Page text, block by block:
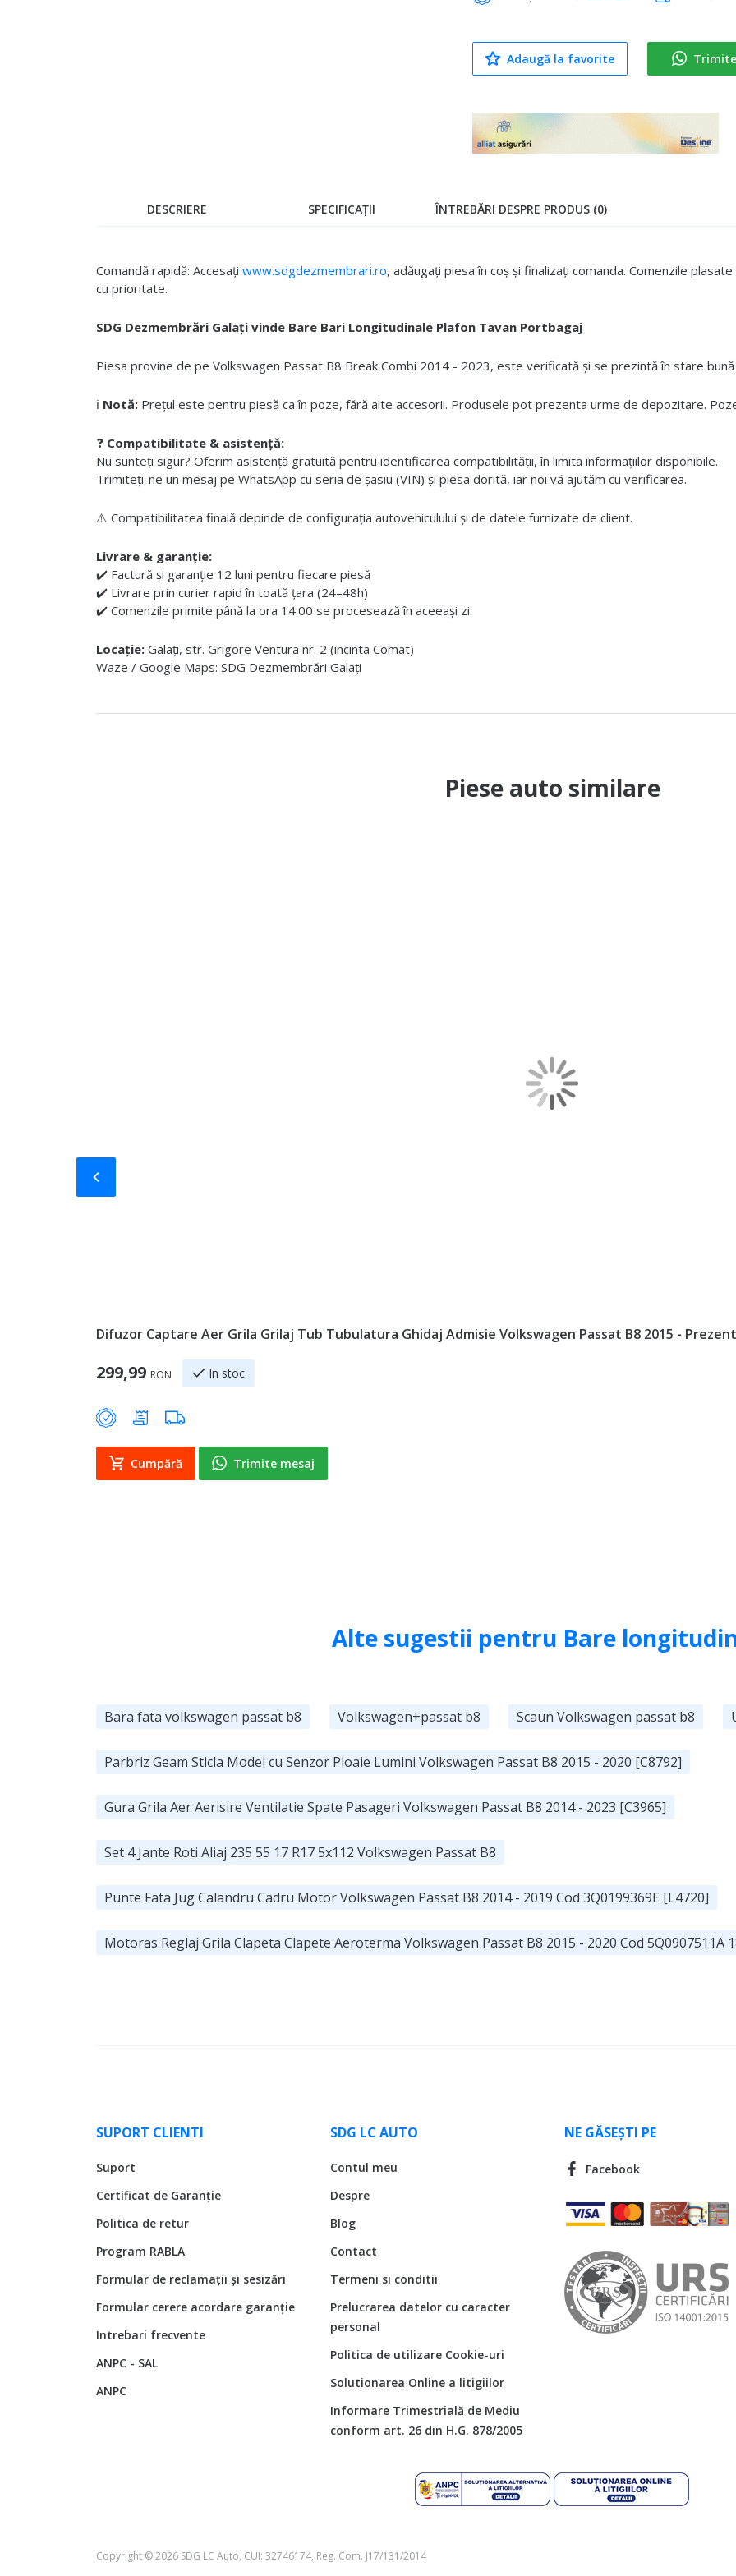
Adaugă la favorite
DESCRIERE
Comandă rapidă: Accesați www.sdgdezmembrari.ro, adăugați piesa în coș și finalizați comanda. Comenzile
cu prioritate.
SDG Dezmembrări Galați vinde Bare Bari Longitudinale Plafon Tavan Portbagaj
Piesa provine de pe Volkswagen Passat B8 Break Combi 2014 - 2023, este verificată și se prezintă în stare
ℹ️ Notă: Prețul este pentru piesă ca în poze, fără alte accesorii. Produsele pot prezenta urme de depozitare.
❓ Compatibilitate & asistență:
Nu sunteți sigur? Oferim asistență gratuită pentru identificarea compatibilității, în limita informațiilor disponibile.
Trimiteți-ne un mesaj pe WhatsApp cu seria de șasiu (VIN) și piesa dorită, iar noi vă ajutăm cu verificarea.
⚠️ Compatibilitatea finală depinde de configurația autovehiculului și de datele furnizate de client.
Livrare & garanție:
✔️ Factură și garanție 12 luni pentru fiecare piesă
✔️ Livrare prin curier rapid în toată țara (24–48h)
✔️ Comenzile primite până la ora 14:00 se procesează în aceeași zi
Locație: Galați, str. Grigore Ventura nr. 2 (incinta Comat)
Waze / Google Maps: SDG Dezmembrări Galați
SPECIFICAȚII ÎNTREBĂRI DESPRE PRODUS (0)
Piese auto similare
Difuzor Captare Aer Grila Grilaj Tub Tubulatura Ghidaj Admisie Volkswagen Passat B8 2015 - Prezent
299,99 RON In stoc
Cumpără Trimite mesaj
Slide-ul anterior
Alte sugestii pentru Bare
Bara fata volkswagen passat b8 Volkswagen+passat b8 Scaun Volkswagen passat b8
Parbriz Geam Sticla Model cu Senzor Ploaie Lumini Volkswagen Passat B8 2015 - 2020 [C8792]
Gura Grila Aer Aerisire Ventilatie Spate Pasageri Volkswagen Passat B8 2014 - 2023 [C3965]
Set 4 Jante Roti Aliaj 235 55 17 R17 5x112 Volkswagen Passat B8
Punte Fata Jug Calandru Cadru Motor Volkswagen Passat B8 2014 - 2019 Cod 3Q0199369E [L4720]
Motoras Reglaj Grila Clapeta Clapete Aeroterma Volkswagen Passat B8 2015 - 2020 Cod 5Q0907511A
SUPORT CLIENTI
Suport
Certificat de Garanție
Politica de retur
Program RABLA
Formular de reclamații și sesizări
Formular cerere acordare garanție
Intrebari frecvente
ANPC - SAL
ANPC
SDG LC AUTO
Contul meu
Despre
Blog
Contact
Termeni si conditii
Prelucrarea datelor cu caracter
personal
Politica de utilizare Cookie-uri
Solutionarea Online a litigiilor
Informare Trimestrială de Mediu
conform art. 26 din H.G. 878/2005
NE GĂSEȘTI PE
Facebook
Copyright © 2026 SDG LC Auto, CUI: 32746174, Reg. Com. J17/131/2014